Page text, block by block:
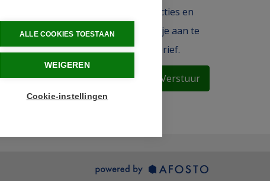
Blijf op de hoogte van acties en
het laatste nieuws door je aan te
melden voor de nieuwsbrief.
Verstuur
ALLE COOKIES TOESTAAN
WEIGEREN
Cookie-instellingen